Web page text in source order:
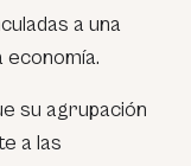
a una
economía.
su agrupación
a las